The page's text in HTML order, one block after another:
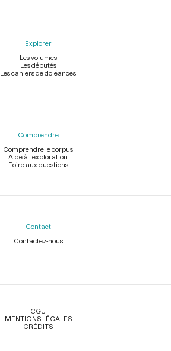
Explorer
Les volumes
Les députés
Les cahiers de doléances
Comprendre
Comprendre le corpus
Aide à l'exploration
Foire aux questions
Contact
Contactez-nous
CGU
MENTIONS LÉGALES
CRÉDITS